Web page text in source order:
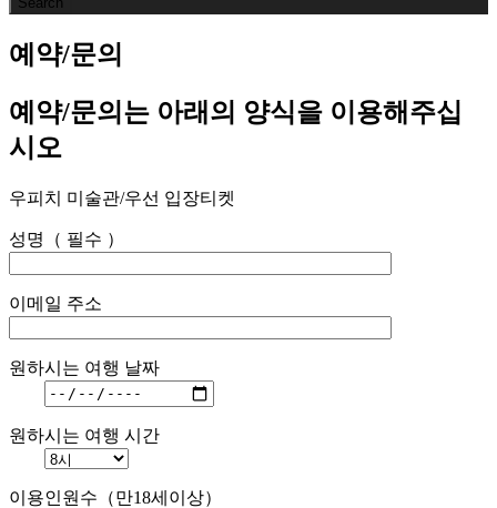
예약/문의
예약/문의는 아래의 양식을 이용해주십
시오
우피치 미술관/우선 입장티켓
성명（ 필수 ）
이메일 주소
원하시는 여행 날짜
원하시는 여행 시간
이용인원수（만18세이상）